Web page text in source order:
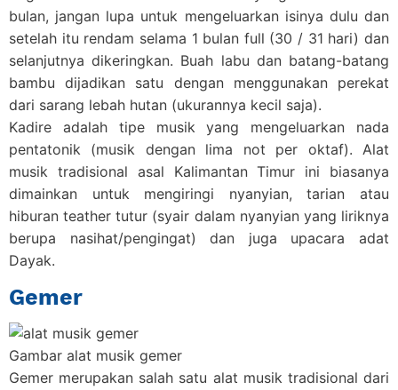
bulan, jangan lupa untuk mengeluarkan isinya dulu dan
setelah itu rendam selama 1 bulan full (30 / 31 hari) dan
selanjutnya dikeringkan. Buah labu dan batang-batang
bambu dijadikan satu dengan menggunakan perekat
dari sarang lebah hutan (ukurannya kecil saja).
Kadire adalah tipe musik yang mengeluarkan nada
pentatonik (musik dengan lima not per oktaf). Alat
musik tradisional asal Kalimantan Timur ini biasanya
dimainkan untuk mengiringi nyanyian, tarian atau
hiburan teather tutur (syair dalam nyanyian yang liriknya
berupa nasihat/pengingat) dan juga upacara adat
Dayak.
Gemer
Gambar alat musik gemer
Gemer merupakan salah satu alat musik tradisional dari